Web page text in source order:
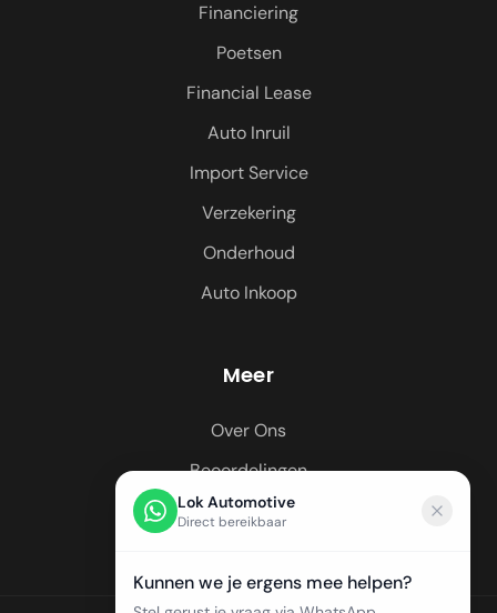
Financiering
Poetsen
Financial Lease
Auto Inruil
Import Service
Verzekering
Onderhoud
Auto Inkoop
Meer
Over Ons
Beoordelingen
Regio's
Lok Automotive
Direct bereikbaar
Kunnen we je ergens mee helpen?